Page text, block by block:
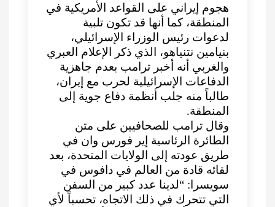
هجوم إيراني على القواعد الأمريكية في
المنطقة، كما أنها قد تكون تلبية
لدعوات رئيس الوزراء الإسرائيلي،
بنيامين نتنياهو، الذي ذكر الإعلام العبري
والغربي أنه أخبر ترامب بعدم جاهزية
الدفاعات الإسرائيلية لحرب مع إيران،
طالباً منه جلب أنظمة دفاع جوية إلى
المنطقة.
وقال ترامب للصحافيين على متن
الطائرة الرئاسية إير فورس وان في
طريق عودته إلى الولايات المتحدة، بعد
لقائه قادة من العالم في دافوس في
سويسرا: “لدينا عدد كبير من السفن
التي تتحرك في ذلك الاتجاه، تحسباً لأي